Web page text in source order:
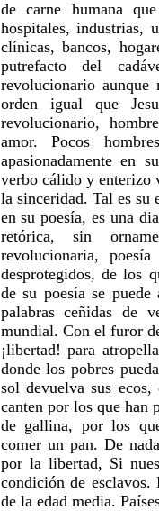
de carne humana
hospitales, industrias,
clínicas, bancos,
putrefacto del
revolucionario
orden igual que
revolucionario,
amor. Pocos
apasionadamente en
verbo cálido y enterizo
la sinceridad. Tal es
en su poesía, es una
retórica, sin
revolucionaria,
desprotegidos, de los
de su poesía se
palabras ceñidas de
mundial. Con el furor
¡libertad! para
donde los pobres
sol devuelva sus
canten por los que han
de gallina, por los
comer un pan. De
por la libertad, Si
condición de esclavos.
de la edad media.